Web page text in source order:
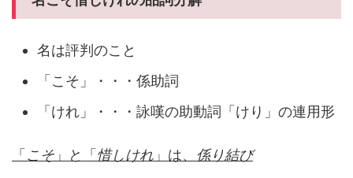
名は評判のこと
「こそ」・・・係助詞
「けれ」・・・詠嘆の助動詞「けり」の連用形
「 こそ 」と「 惜しけれ 」は、 係り結び